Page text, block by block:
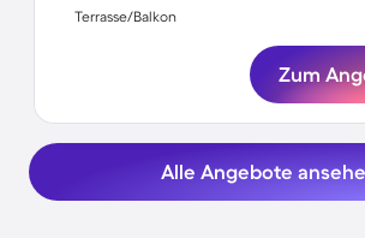
Terrasse/Balkon
Zum
Alle Angebote